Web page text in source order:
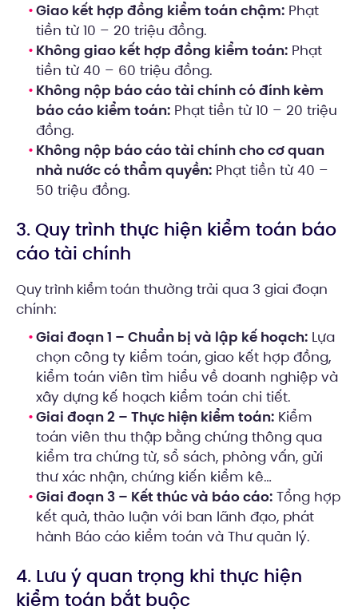
Giao kết hợp đồng kiểm toán chậm: Phạt
tiền từ 10 – 20 triệu đồng.
Không giao kết hợp đồng kiểm toán: Phạt
tiền từ 40 – 60 triệu đồng.
Không nộp báo cáo tài chính có đính kèm
báo cáo kiểm toán: Phạt tiền từ 10 – 20 triệu
đồng.
Không nộp báo cáo tài chính cho cơ quan
nhà nước có thẩm quyền: Phạt tiền từ 40 –
50 triệu đồng.
3. Quy trình thực hiện kiểm toán báo
cáo tài chính
Quy trình kiểm toán thường trải qua 3 giai đoạn
chính:
Giai đoạn 1 – Chuẩn bị và lập kế hoạch: Lựa
chọn công ty kiểm toán, giao kết hợp đồng,
kiểm toán viên tìm hiểu về doanh nghiệp và
xây dựng kế hoạch kiểm toán chi tiết.
Giai đoạn 2 – Thực hiện kiểm toán: Kiểm
toán viên thu thập bằng chứng thông qua
kiểm tra chứng từ, sổ sách, phỏng vấn, gửi
thư xác nhận, chứng kiến kiểm kê…
Giai đoạn 3 – Kết thúc và báo cáo: Tổng hợp
kết quả, thảo luận với ban lãnh đạo, phát
hành Báo cáo kiểm toán và Thư quản lý.
4. Lưu ý quan trọng khi thực hiện
kiểm toán bắt buộc